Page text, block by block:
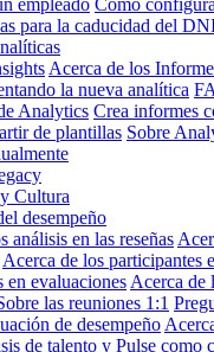
para la caducidad del
Acerca de los
la nueva analítica
Analytics Crea informes
de plantillas Sobre
Cultura
desempeño
análisis en las reseñas
Acerca de los participantes
en evaluaciones Acerca de
las reuniones 1:1
de desempeño
de talento y Pulse como